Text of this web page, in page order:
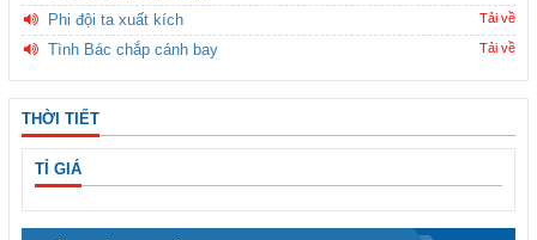
Phi đội ta xuất kích Tải về
Tình Bác chắp cánh bay Tải về
THỜI TIẾT
TỈ GIÁ